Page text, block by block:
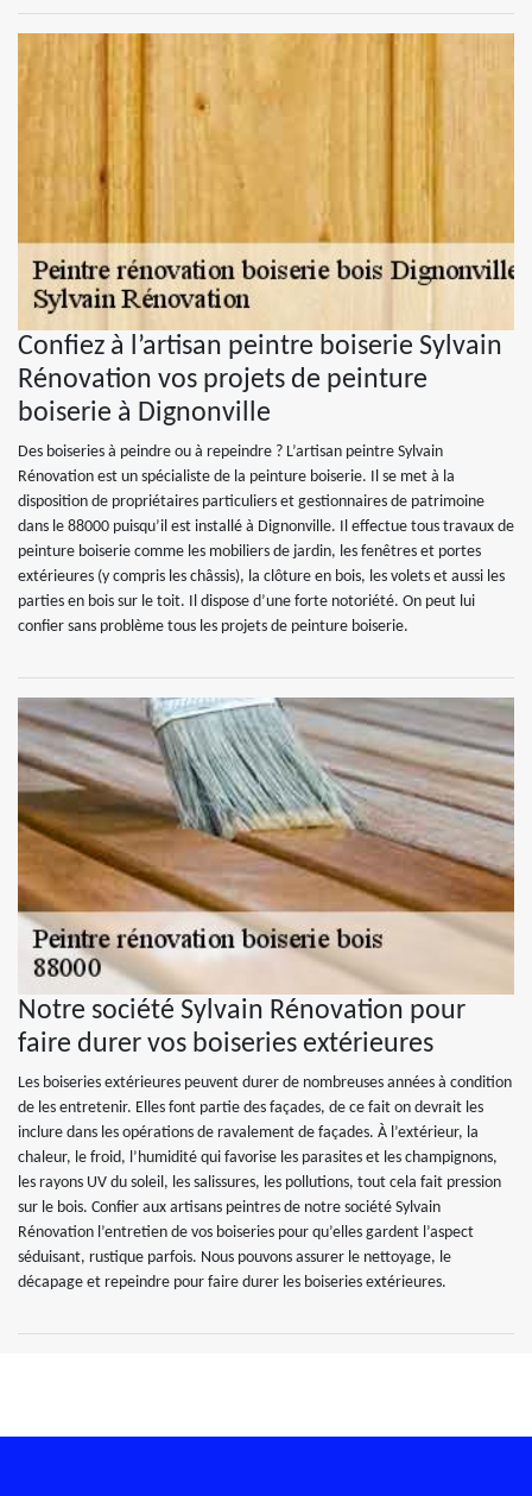
Confiez à l’artisan peintre boiserie Sylvain
Rénovation vos projets de peinture
boiserie à Dignonville
Des boiseries à peindre ou à repeindre ? L’artisan peintre Sylvain
Rénovation est un spécialiste de la peinture boiserie. Il se met à la
disposition de propriétaires particuliers et gestionnaires de patrimoine
dans le 88000 puisqu’il est installé à Dignonville. Il effectue tous travaux de
peinture boiserie comme les mobiliers de jardin, les fenêtres et portes
extérieures (y compris les châssis), la clôture en bois, les volets et aussi les
parties en bois sur le toit. Il dispose d’une forte notoriété. On peut lui
confier sans problème tous les projets de peinture boiserie.
Notre société Sylvain Rénovation pour
faire durer vos boiseries extérieures
Les boiseries extérieures peuvent durer de nombreuses années à condition
de les entretenir. Elles font partie des façades, de ce fait on devrait les
inclure dans les opérations de ravalement de façades. À l’extérieur, la
chaleur, le froid, l’humidité qui favorise les parasites et les champignons,
les rayons UV du soleil, les salissures, les pollutions, tout cela fait pression
sur le bois. Confier aux artisans peintres de notre société Sylvain
Rénovation l’entretien de vos boiseries pour qu’elles gardent l’aspect
séduisant, rustique parfois. Nous pouvons assurer le nettoyage, le
décapage et repeindre pour faire durer les boiseries extérieures.